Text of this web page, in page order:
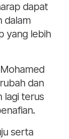
dapat
dalam
yang lebih
dan
lagi terus
serta